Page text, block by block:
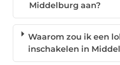
Middelburg aan?
Waarom zou ik een
inschakelen in